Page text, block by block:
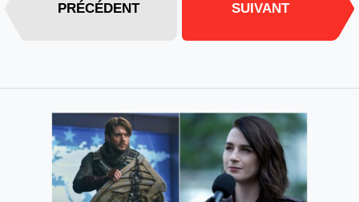
PRÉCÉDENT SUIVANT